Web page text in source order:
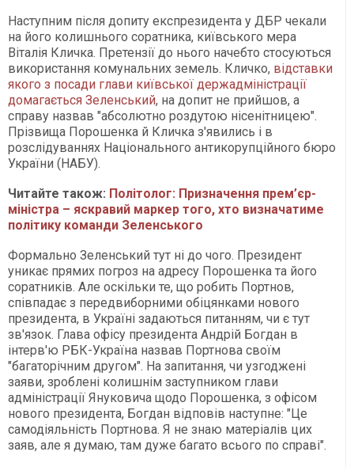
Наступним після допиту експрезидента у ДБР чекали
на його колишнього соратника, київського мера
Віталія Кличка. Претензії до нього начебто стосуються
використання комунальних земель. Кличко, відставки
якого з посади глави київської держадміністрації
домагається Зеленський, на допит не прийшов, а
справу назвав "абсолютно роздутою нісенітницею".
Прізвища Порошенка й Кличка з'явились і в
розслідуваннях Національного антикорупційного бюро
України (НАБУ).
Читайте також: Політолог: Призначення прем’єр-
міністра – яскравий маркер того, хто визначатиме
політику команди Зеленського
Формально Зеленський тут ні до чого. Президент
уникає прямих погроз на адресу Порошенка та його
соратників. Але оскільки те, що робить Портнов,
співпадає з передвиборними обіцянками нового
президента, в Україні задаються питанням, чи є тут
зв'язок. Глава офісу президента Андрій Богдан в
інтерв'ю РБК-Україна назвав Портнова своїм
"багаторічним другом". На запитання, чи узгоджені
заяви, зроблені колишнім заступником глави
адміністрації Януковича щодо Порошенка, з офісом
нового президента, Богдан відповів наступне: "Це
самодіяльність Портнова. Я не знаю матеріалів цих
заяв, але я думаю, там дуже багато всього по справі".